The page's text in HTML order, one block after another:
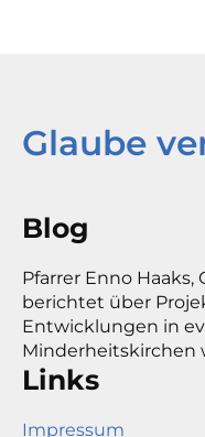
Glaube
Blog
Pfarrer Enno Haaks,
berichtet über
Entwicklungen in
Minderheitskirchen
Links
Impressum